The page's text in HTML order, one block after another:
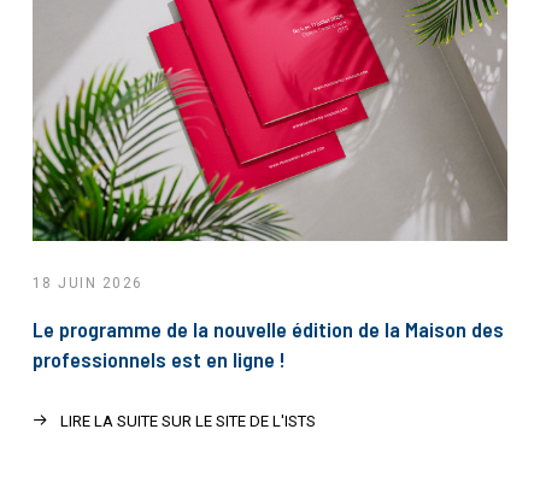
18 JUIN 2026
Le programme de la nouvelle édition de la Maison des
professionnels est en ligne !
LIRE LA SUITE SUR LE SITE DE L'ISTS